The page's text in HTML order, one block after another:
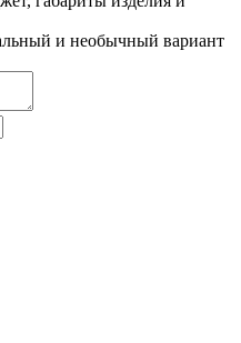
и необычный вариант